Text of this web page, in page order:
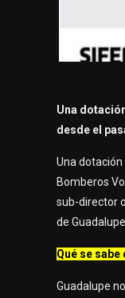
Una
desde el
Una
Bomberos
sub-director
de
Qué se sabe
Guadalupe